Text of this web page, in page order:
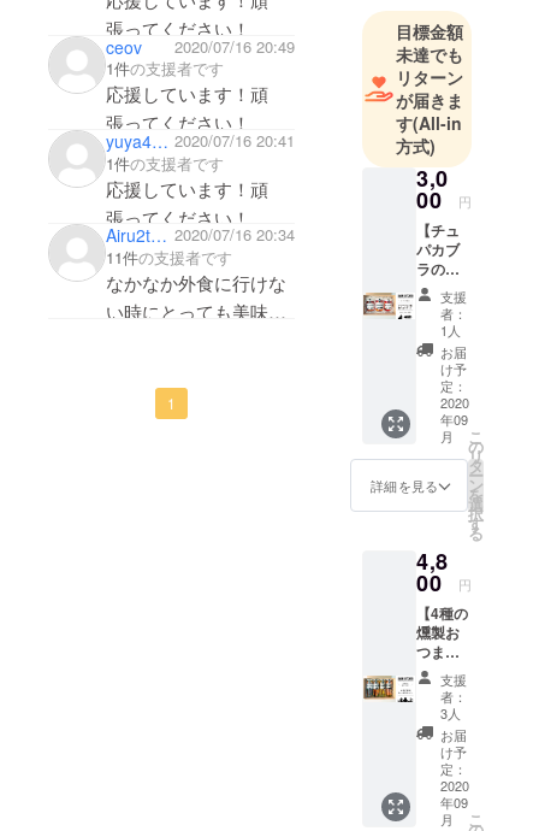
張ってください！
ceov
2020/07/16 20:49
1件の支援者です
応援しています！頑
張ってください！
yuya4525 2020/07/16 20:41
1件の支援者です
応援しています！頑
張ってください！
Airu2toru 2020/07/16 20:34
11件の支援者です
なかなか外食に行けな
い時にとっても美味し
パッケージのイラスト
可愛すぎてグッズが欲
1
目標金額
未達でも
リターン
が届きま
す(All-in
方式)
3,0
00 円
【チュ
パカブ
ラの旨
辛ア
ヒー
ジョ食
べ比べ
セッ
ト】 ＊
通常価
格
3,300
円
→ 特
別ご支
援価
3,000円
（送料
込） ◎
詰め合
わせ内
容 ・小
エビと
トマト
のア
ヒー
ジョ ・
タコと
トマト
のア
支援
者：
1人
お届
け予
定：
2020
年09
月
詳細を見る
こ
の
リ
タ
ー
ン
を
選
択
す
る
4,8
00 円
【4種の
燻製お
つまみ
セッ
ト】 ＊
通常価
格
5,200
円
→ 特
別ご支
援価
支援
者：
3人
お届
け予
定：
2020
年09
月
こ